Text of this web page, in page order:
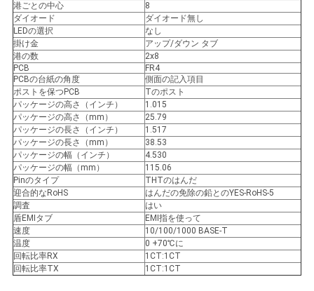
PRIVACY
POLICY
港ごとの中心
8
ダイオード
ダイオード無し
LEDの選択
なし
掛け金
アップ/ダウン タブ
港の数
2x8
PCB
FR4
PCBの台紙の角度
側面の記入項目
ポストを保つPCB
Tのポスト
パッケージの高さ（インチ）
1.015
パッケージの高さ（mm）
25.79
パッケージの長さ（インチ）
1.517
パッケージの長さ（mm）
38.53
パッケージの幅（インチ）
4.530
パッケージの幅（mm）
115.06
Pinのタイプ
THTのはんだ
迎合的なRoHS
はんだの免除の鉛とのYES-RoHS-5
調査
はい
盾EMIタブ
EMI指を使って
速度
10/100/1000 BASE-T
温度
0 +70℃に
回転比率RX
1CT:1CT
回転比率TX
1CT:1CT